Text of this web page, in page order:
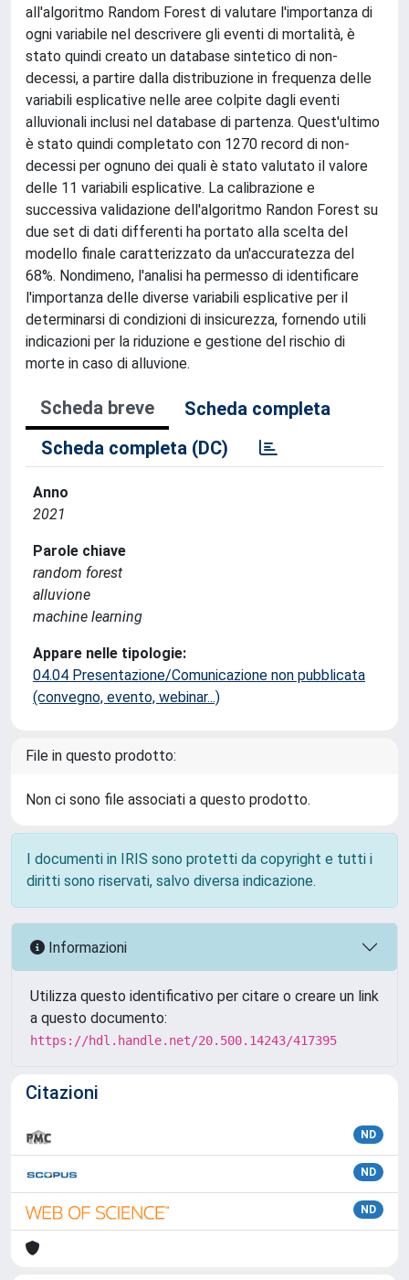
all'algoritmo Random Forest di valutare l'importanza di
ogni variabile nel descrivere gli eventi di mortalità, è
stato quindi creato un database sintetico di non-
decessi, a partire dalla distribuzione in frequenza delle
variabili esplicative nelle aree colpite dagli eventi
alluvionali inclusi nel database di partenza. Quest'ultimo
è stato quindi completato con 1270 record di non-
decessi per ognuno dei quali è stato valutato il valore
delle 11 variabili esplicative. La calibrazione e
successiva validazione dell'algoritmo Randon Forest su
due set di dati differenti ha portato alla scelta del
modello finale caratterizzato da un'accuratezza del
68%. Nondimeno, l'analisi ha permesso di identificare
l'importanza delle diverse variabili esplicative per il
determinarsi di condizioni di insicurezza, fornendo utili
indicazioni per la riduzione e gestione del rischio di
morte in caso di alluvione.
Scheda breve
Scheda completa
Scheda completa (DC)
Anno
2021
Parole chiave
random forest
alluvione
machine learning
Appare nelle tipologie:
04.04 Presentazione/Comunicazione non pubblicata
(convegno, evento, webinar...)
File in questo prodotto:
Non ci sono file associati a questo prodotto.
I documenti in IRIS sono protetti da copyright e tutti i
diritti sono riservati, salvo diversa indicazione.
Informazioni
Utilizza questo identificativo per citare o creare un link
a questo documento:
https://hdl.handle.net/20.500.14243/417395
Citazioni
ND
ND
ND